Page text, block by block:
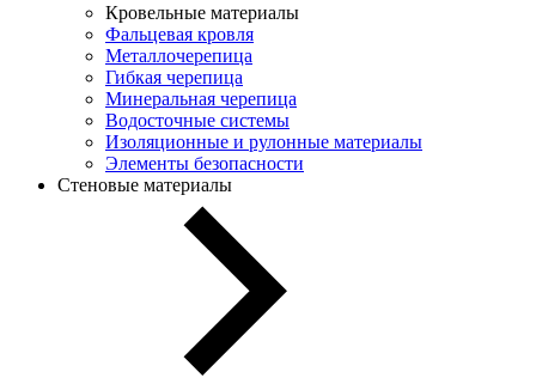
Кровельные материалы
Фальцевая кровля
Металлочерепица
Гибкая черепица
Минеральная черепица
Водосточные системы
Изоляционные и рулонные материалы
Элементы безопасности
Стеновые материалы